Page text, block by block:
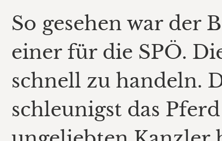
So gesehen war der
einer für die SPÖ.
schnell zu handeln.
schleunigst das